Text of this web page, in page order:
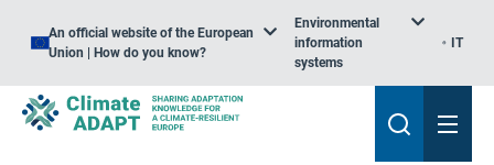
An official website of the European
Union | How do you know?
Environmental
information
systems
IT